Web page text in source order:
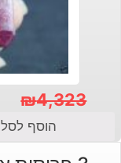
₪4,323
המקורי
הנוכחי
הוסף לסל